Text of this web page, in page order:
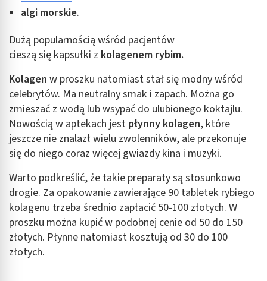
algi morskie.
Dużą popularnością wśród pacjentów
cieszą się kapsułki z kolagenem rybim.
Kolagen w proszku natomiast stał się modny wśród
celebrytów. Ma neutralny smak i zapach. Można go
zmieszać z wodą lub wsypać do ulubionego koktajlu.
Nowością w aptekach jest płynny kolagen, które
jeszcze nie znalazł wielu zwolenników, ale przekonuje
się do niego coraz więcej gwiazdy kina i muzyki.
Warto podkreślić, że takie preparaty są stosunkowo
drogie. Za opakowanie zawierające 90 tabletek rybiego
kolagenu trzeba średnio zapłacić 50-100 złotych. W
proszku można kupić w podobnej cenie od 50 do 150
złotych. Płynne natomiast kosztują od 30 do 100
złotych.